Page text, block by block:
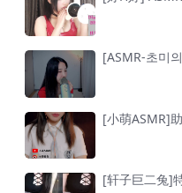
[ASMR-초미
[小萌ASMR]
[轩子巨二兔]